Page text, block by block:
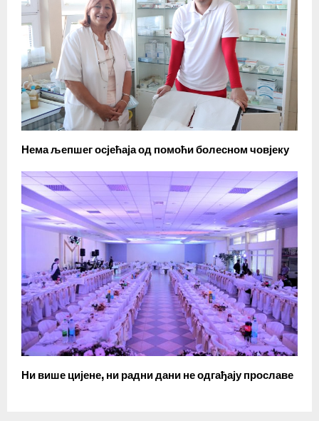
Нема љепшег осјећаја од помоћи болесном човјеку
Ни више цијене, ни радни дани не одгађају прославе